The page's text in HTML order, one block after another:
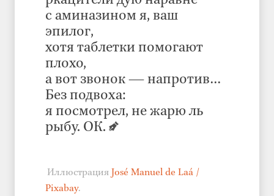
с аминазином я, ваш
эпилог,
хотя таблетки помогают
плохо,
а вот звонок — напротив…
Без подвоха:
я посмотрел, не жарю ль
рыбу. ОК.
Иллюстрация José Manuel de Laá /
Pixabay.